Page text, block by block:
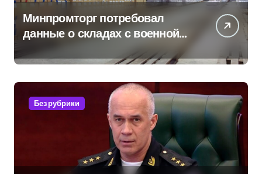
Минпромторг потребовал
данные о складах с военной
продукцией: предприятия
обратились в СК
Без рубрики